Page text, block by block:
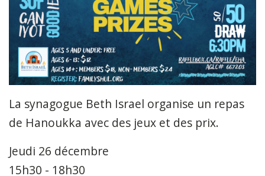
La synagogue Beth Israel organise un repas
de Hanoukka avec des jeux et des prix.
Jeudi 26 décembre
15h30 - 18h30